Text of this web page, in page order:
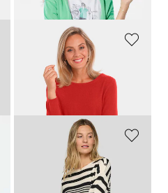
GOLDNER
169,00 CHF239,00 CHF
+ 7
139,00 CHF